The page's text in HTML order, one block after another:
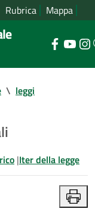
Rubrica Mappa
\ leggi
|Iter della legge